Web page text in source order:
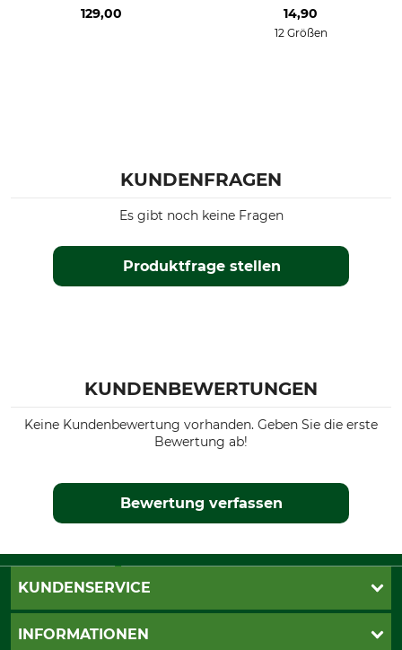
129,00
14,90
12 Größen
KUNDENFRAGEN
Produktfrage stellen
Es gibt noch keine Fragen
KUNDENBEWERTUNGEN
Keine Kundenbewertung vorhanden. Geben Sie die erste
Bewertung ab!
Bewertung verfassen
KUNDENSERVICE
Katalogbestellung
INFORMATIONEN